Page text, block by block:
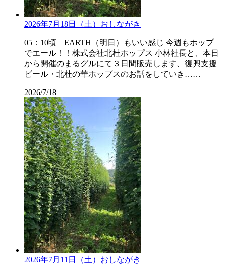
2026年7月18日（土）おしながき
05：10頃 EARTH（明日）もいい感じ 今週もホップ
でエール！！株式会社北杜ホップス 小林社長と、本日
から開催のまるグルにて３日間販売します、復興支援
ビール・北杜の華ホップスのお話をしていき……
2026/7/18
2026年7月11日（土）おしながき